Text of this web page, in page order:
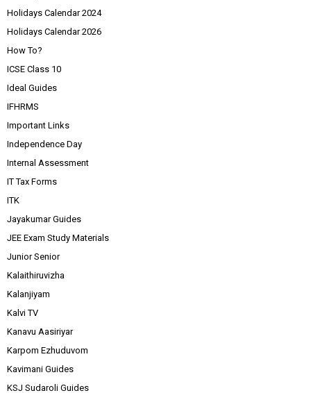
Holidays Calendar 2024
Holidays Calendar 2026
How To?
ICSE Class 10
Ideal Guides
IFHRMS
Important Links
Independence Day
Internal Assessment
IT Tax Forms
ITK
Jayakumar Guides
JEE Exam Study Materials
Junior Senior
Kalaithiruvizha
Kalanjiyam
Kalvi TV
Kanavu Aasiriyar
Karpom Ezhuduvom
Kavimani Guides
KSJ Sudaroli Guides